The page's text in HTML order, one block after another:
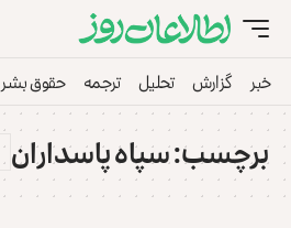
خبر گزارش تحلیل ترجمه حقوق بشر
برچسب:سپاه پاسداران